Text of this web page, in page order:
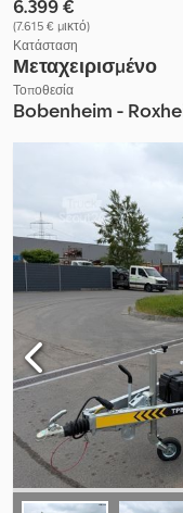
6.399 €
(7.615 € μικτό)
Κατάσταση
Μεταχειρισμένο
Τοποθεσία
Bobenheim -